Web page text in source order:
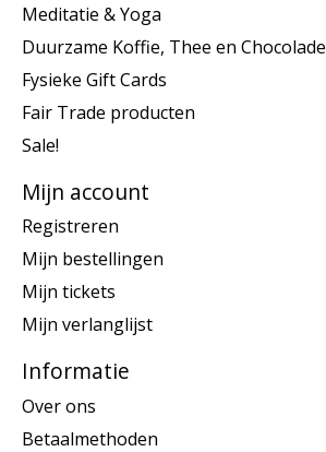
Meditatie & Yoga
Duurzame Koffie, Thee en Chocolade
Fysieke Gift Cards
Fair Trade producten
Sale!
Mijn account
Registreren
Mijn bestellingen
Mijn tickets
Mijn verlanglijst
Informatie
Over ons
Betaalmethoden